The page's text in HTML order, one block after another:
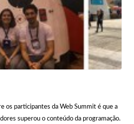
os participantes da Web Summit é que a
superou o conteúdo da programação.